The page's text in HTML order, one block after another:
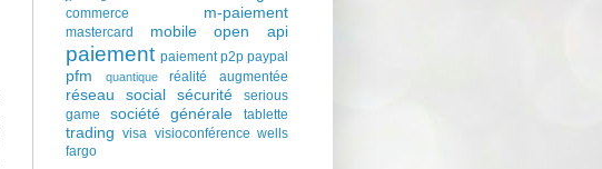
commerce
m-paiement
mastercard mobile open api
paiement paiement p2p paypal
pfm quantique réalité augmentée
réseau social sécurité
serious
game
société générale tablette
trading visa visioconférence wells
fargo